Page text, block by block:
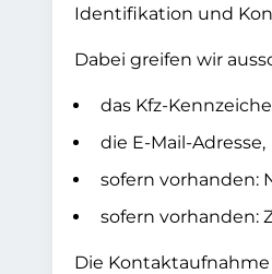
Identifikation und
Dabei greifen wir
das Kfz-
die E-Mail-Adresse,
sofern vorhanden:
sofern vorhanden:
Die